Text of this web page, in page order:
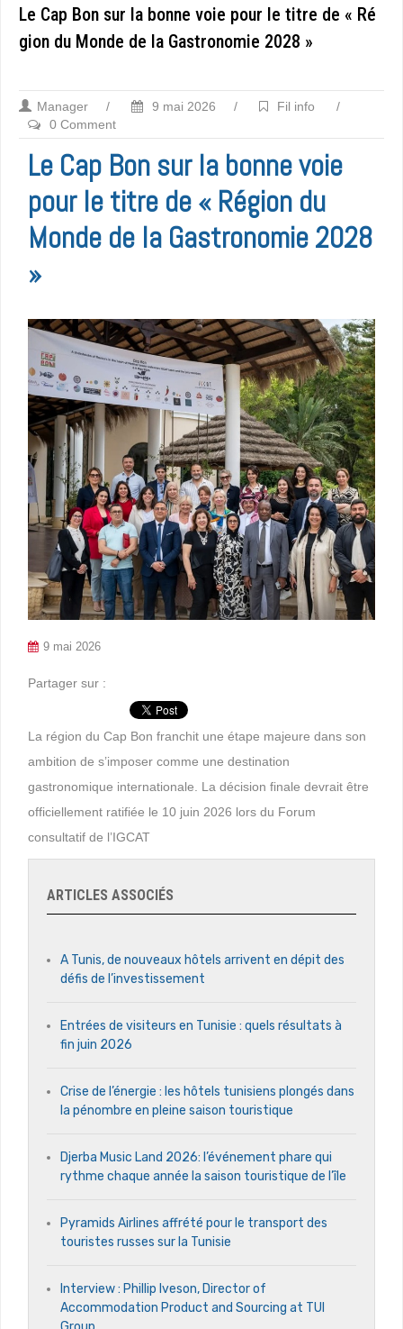
Le Cap Bon sur la bonne voie pour le titre de « Ré
gion du Monde de la Gastronomie 2028 »
Manager / 9 mai 2026 / Fil info
/
0 Comment
Le Cap Bon sur la bonne voie
pour le titre de « Région du
Monde de la Gastronomie 2028
»
9 mai 2026
Partager sur :
La région du Cap Bon franchit une étape majeure dans son
ambition de s’imposer comme une destination
gastronomique internationale. La décision finale devrait être
officiellement ratifiée le 10 juin 2026 lors du Forum
consultatif de l’IGCAT
ARTICLES ASSOCIÉS
A Tunis, de nouveaux hôtels arrivent en dépit des
défis de l’investissement
Entrées de visiteurs en Tunisie : quels résultats à
fin juin 2026
Crise de l’énergie : les hôtels tunisiens plongés dans
la pénombre en pleine saison touristique
Djerba Music Land 2026: l’événement phare qui
rythme chaque année la saison touristique de l’île
Pyramids Airlines affrété pour le transport des
touristes russes sur la Tunisie
Interview : Phillip Iveson, Director of
Accommodation Product and Sourcing at TUI